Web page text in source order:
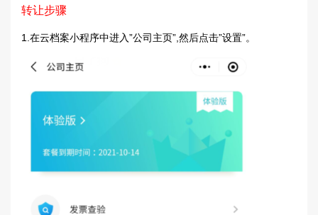
转让步骤
1.在云档案小程序中进入”公司主页”,然后点击”设置”。